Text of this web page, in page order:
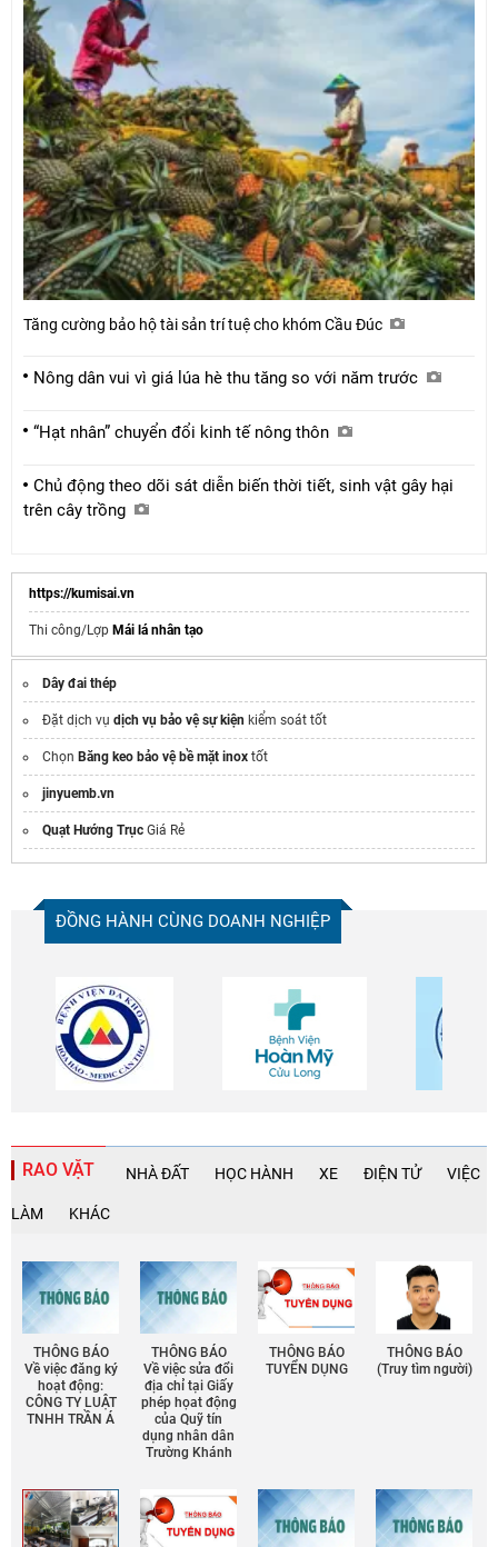
Tăng cường bảo hộ tài sản trí tuệ cho khóm Cầu Đúc
Nông dân vui vì giá lúa hè thu tăng so với năm trước
“Hạt nhân” chuyển đổi kinh tế nông thôn
Chủ động theo dõi sát diễn biến thời tiết, sinh vật gây hại
trên cây trồng
https://kumisai.vn
Thi công/Lợp Mái lá nhân tạo
Dây đai thép
Đặt dịch vụ dịch vụ bảo vệ sự kiện kiểm soát tốt
Chọn Băng keo bảo vệ bề mặt inox tốt
jinyuemb.vn
Quạt Hướng Trục Giá Rẻ
ĐỒNG HÀNH CÙNG DOANH NGHIỆP
RAO VẶT NHÀ ĐẤT HỌC HÀNH XE ĐIỆN TỬ VIỆC
LÀM KHÁC
THÔNG BÁO
Về việc đăng ký
hoạt động:
CÔNG TY LUẬT
TNHH TRẦN Á
THÔNG BÁO
Về việc sửa đổi
địa chỉ tại Giấy
phép họat động
của Quỹ tín
dụng nhân dân
Trường Khánh
THÔNG BÁO
TUYỂN DỤNG
THÔNG BÁO
(Truy tìm người)